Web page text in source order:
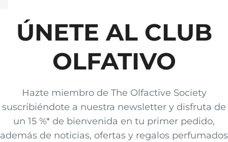
ÚNETE AL CLUB
OLFATIVO
Hazte miembro de The Olfactive Society
suscribiéndote a nuestra newsletter y disfruta de
un 15 %* de bienvenida en tu primer pedido,
además de noticias, ofertas y regalos perfumados